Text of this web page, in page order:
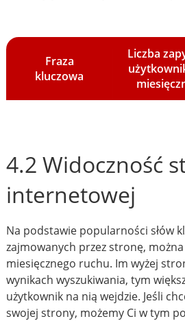
Fraza
kluczowa
Liczba
4.2 Widoczność
internetowej
Na podstawie popularności słów
zajmowanych przez stronę,
miesięcznego ruchu. Im wyżej
wynikach wyszukiwania, tym
użytkownik na nią wejdzie. Jeśli
swojej strony, możemy Ci w tym